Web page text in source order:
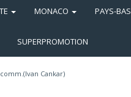
MONACO PAYS-BAS
SUPERPROMOTION
Cankar)